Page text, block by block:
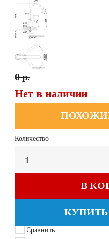
0 р.
Нет в наличии
Количество
В
КУПИТЬ
Сравнить